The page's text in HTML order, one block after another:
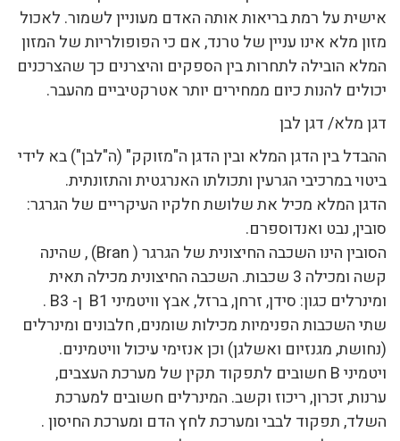
אישית על רמת בריאות אותה האדם מעוניין לשמור. לאכול
מזון מלא אינו עניין של טרנד, אם כי הפופולריות של המזון
המלא הובילה לתחרות בין הספקים והיצרנים כך שהצרכנים
יכולים להנות כיום ממחירים יותר אטרקטיביים מהעבר.
דגן מלא/ דגן לבן
ההבדל בין הדגן המלא ובין הדגן ה"מזוקק" (ה"לבן") בא לידי
ביטוי במרכיבי הגרעין ותכולתו האנרגטית והתזונתית.
הדגן המלא מכיל את שלושת חלקיו העיקריים של הגרגר:
סובין, נבט ואנדוספרם.
הסובין הינו השכבה החיצונית של הגרגר ( Bran) , שהינה
קשה ומכילה 3 שכבות. השכבה החיצונית מכילה תאית
ומינרלים כגון: סידן, זרחן, ברזל, אבץ וויטמיני B1 ן- B3 .
שתי השכבות הפנימיות מכילות שומנים, חלבונים ומינרלים
(נחושת, מגנזיום ואשלגן) וכן אנזימי עיכול וויטמינים.
ויטמיני B חשובים לתפקוד תקין של מערכת העצבים,
ערנות, זכרון, ריכוז וקשב. המינרלים חשובים למערכת
השלד, תפקוד לבבי ומערכת לחץ הדם ומערכת החיסון .